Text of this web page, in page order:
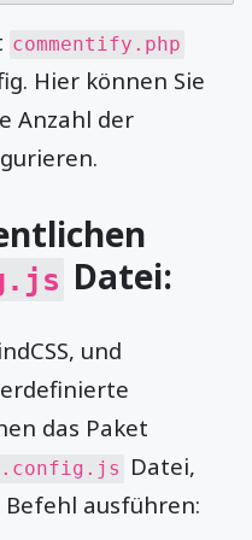
commentify.php
Hier können Sie
Anzahl der
Datei:
und
das Paket
Datei,
ausführen: